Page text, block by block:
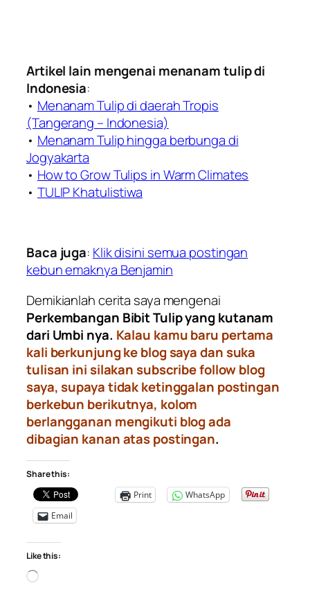
Artikel lain mengenai menanam tulip di
Indonesia:
• Menanam Tulip di daerah Tropis
(Tangerang – Indonesia)
• Menanam Tulip hingga berbunga di
Jogyakarta
• How to Grow Tulips in Warm Climates
• TULIP Khatulistiwa
Baca juga: Klik disini semua postingan
kebun emaknya Benjamin
Demikianlah cerita saya mengenai
Perkembangan Bibit Tulip yang kutanam
dari Umbi nya. Kalau kamu baru pertama
kali berkunjung ke blog saya dan suka
tulisan ini silakan subscribe follow blog
saya, supaya tidak ketinggalan postingan
berkebun berikutnya, kolom
berlangganan mengikuti blog ada
dibagian kanan atas postingan.
Share this:
Print
WhatsApp
Email
Like this:
Loading…